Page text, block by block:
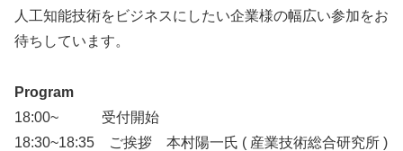
人工知能技術をビジネスにしたい企業様の幅広い参加をお
待ちしています。
Program
18:00~ 受付開始
18:30~18:35 ご挨拶 本村陽一氏 ( 産業技術総合研究所 )